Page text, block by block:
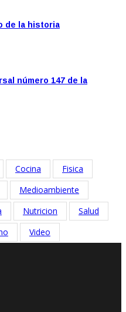
de la historia
número 147 de la
Cocina
Fisica
Medioambiente
Nutricion
Salud
Video